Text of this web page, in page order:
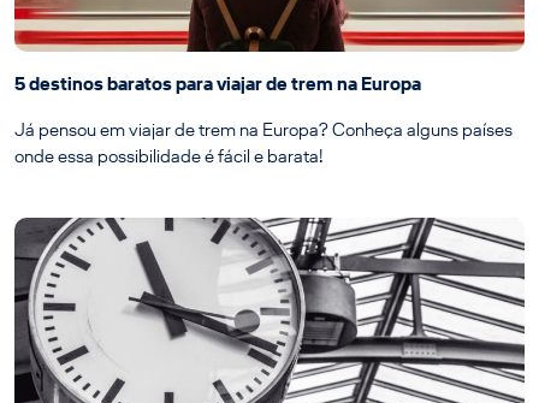
5 destinos baratos para viajar de trem na Europa
Já pensou em viajar de trem na Europa? Conheça alguns países
onde essa possibilidade é fácil e barata!